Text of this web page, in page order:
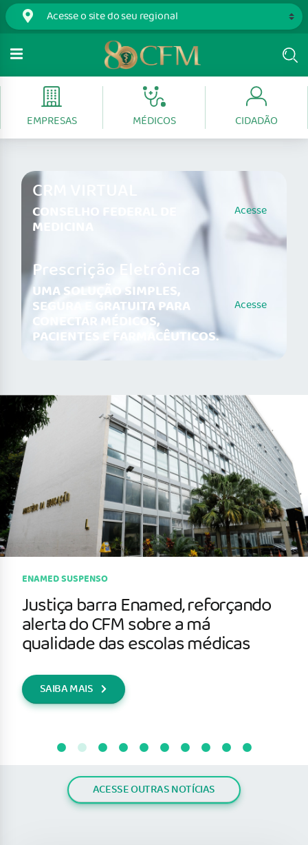
EMPRESAS MÉDICOS CIDADÃO
CRM VIRTUAL
CONSELHO FEDERAL DE
MEDICINA
Acesse
Prescrição Eletrônica
UMA SOLUÇÃO SIMPLES,
SEGURA E GRATUITA PARA
CONECTAR MÉDICOS,
PACIENTES E FARMACÊUTICOS.
Acesse
ENAMED SUSPENSO
Justiça barra Enamed, reforçando
alerta do CFM sobre a má
qualidade das escolas médicas
SAIBA MAIS
ACESSE OUTRAS NOTÍCIAS